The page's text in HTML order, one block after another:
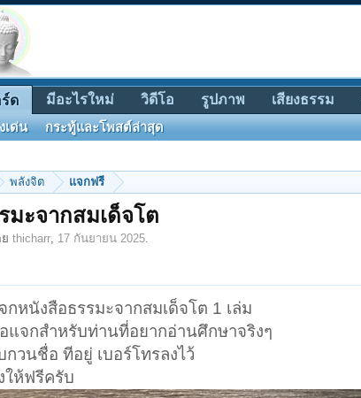
พลังจิต แจกฟรี
มะจากสมเด็จโต
thicharr, 17 กันยายน 2025.
กหนังสือธรรมะจากสมเด็จโต 1 เล่ม
แจกสำหรับท่านที่อยากอ่านศึกษาจริงๆ
กวนชื่อ ทีอยู่ เบอร์โทรลงไว้
ให้ฟรีครับ
ร์ด
เด่น กระทู้และโพสต์ล่าสุด
มีอะไรใหม่ วิดีโอ รูปภาพ เสียงธรรม